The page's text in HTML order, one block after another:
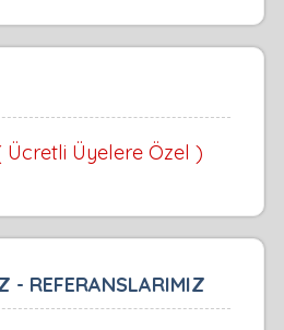
Ücretli Üyelere Özel )
- REFERANSLARIMIZ